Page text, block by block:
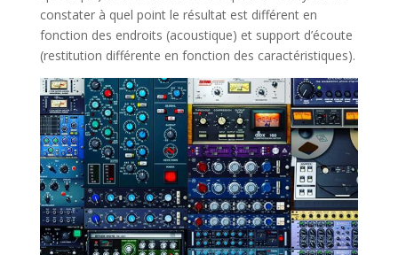
constater à quel point le résultat est différent en
fonction des endroits (acoustique) et support d’écoute
(restitution différente en fonction des caractéristiques).